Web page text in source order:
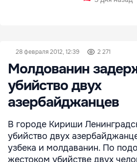
28 февраля 2012, 12:39 2 271
Молдованин
убийство двух
азербайджанцев
В городе Кириши
убийство двух
узбека и молдаванин. По
жестоком убийстве двух